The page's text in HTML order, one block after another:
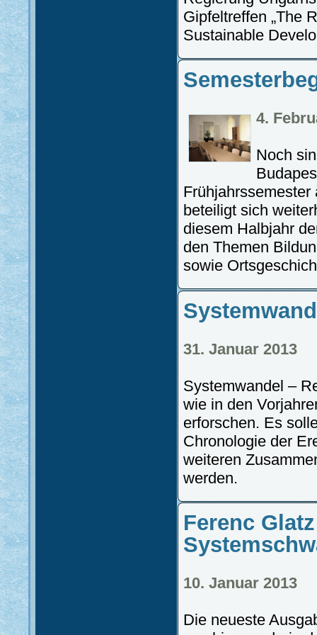
Gipfeltreffen „The
Sustainable
4.
Noch
beteiligt sich
diesem Halbjahr
den Themen
sowie
31. Januar 2013
Systemwandel –
wie in den
erforschen. Es
Chronologie der
weiteren
werden.
Ferenc
10. Januar 2013
Die neueste